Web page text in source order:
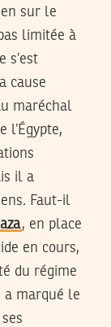
sur le
limitée à
s’est
cause
maréchal
l’Égypte,
il a
Faut-il
, en place
en cours,
du régime
a marqué le